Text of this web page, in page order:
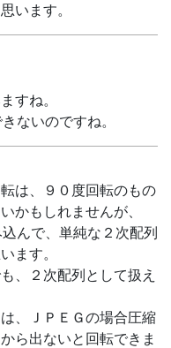
います。
すね。
ないのですね。
は、９０度回転のもの
かもしれませんが、
んで、単純な２次配列
ます。
、２次配列として扱え
、ＪＰＥＧの場合圧縮
ら出ないと回転できま